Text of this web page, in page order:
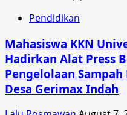
Pendidikan
Mahasiswa KKN
Hadirkan Alat Press
Pengelolaan
Desa Gerimax Indah